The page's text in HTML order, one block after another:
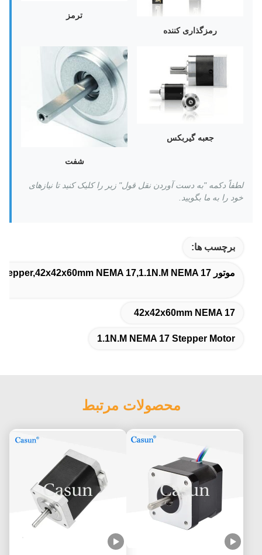
رمزگذاری کننده
ترمز
جعبه گیربکس
شفت
لطفاً دکمه "به دست آوردن نقل قول" زیر را کلیک کنید تا نیازهای
خود را به ما بگویید.
برچسب ها:
موتور 60mm NEMA 17 Stepper,42x42x60mm NEMA 17,1.1N.M NEMA 17 موتور مرحله ای
42x42x60mm NEMA 17
1.1N.M NEMA 17 Stepper Motor
محصولات مرتبط